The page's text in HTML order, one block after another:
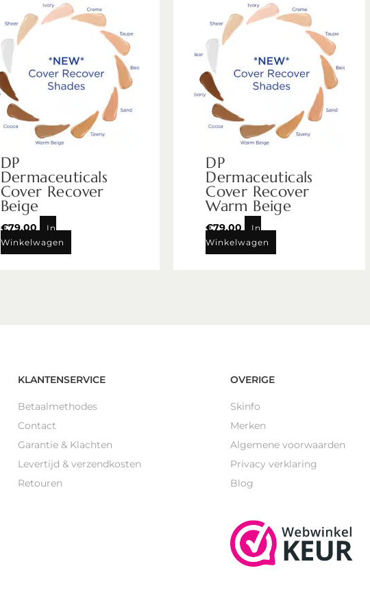
DP
Dermaceuticals
Cover Recover
Beige
€79,00
In
Winkelwagen
DP
Dermaceuticals
Cover Recover
Warm Beige
€79,00
In
Winkelwagen
KLANTENSERVICE
Betaalmethodes
Contact
Garantie & Klachten
Levertijd & verzendkosten
Retouren
OVERIGE
Skinfo
Merken
Algemene voorwaarden
Privacy verklaring
Blog